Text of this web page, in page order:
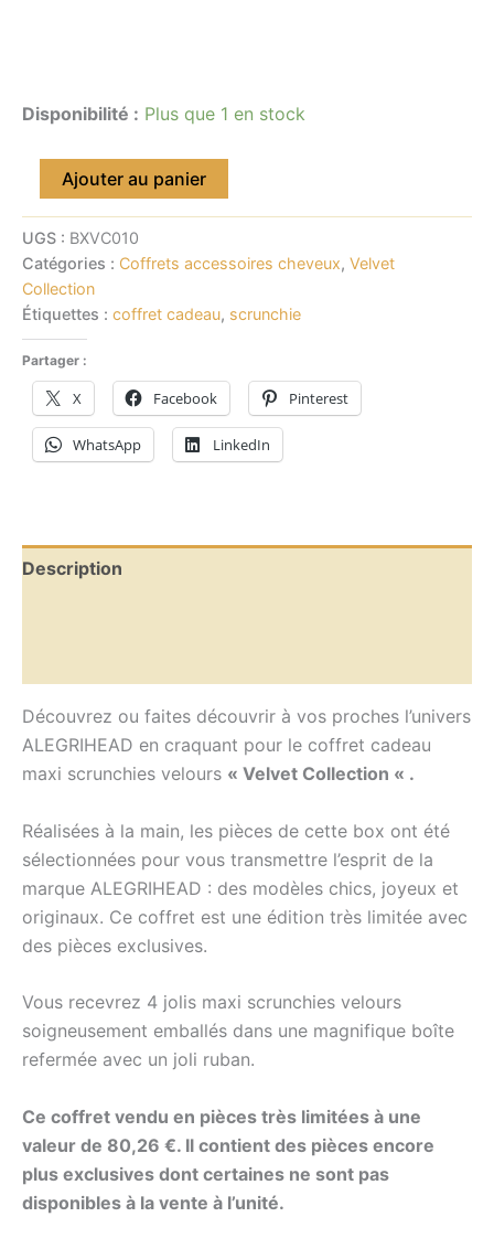
Disponibilité : Plus que 1 en stock
Ajouter au panier
UGS : BXVC010
Catégories : Coffrets accessoires cheveux, Velvet
Collection
Étiquettes : coffret cadeau, scrunchie
Partager :
X Facebook Pinterest
WhatsApp LinkedIn
Description
Découvrez ou faites découvrir à vos proches l’univers
ALEGRIHEAD en craquant pour le coffret cadeau
maxi scrunchies velours « Velvet Collection « .
Réalisées à la main, les pièces de cette box ont été
sélectionnées pour vous transmettre l’esprit de la
marque ALEGRIHEAD : des modèles chics, joyeux et
originaux. Ce coffret est une édition très limitée avec
des pièces exclusives.
Vous recevrez 4 jolis maxi scrunchies velours
soigneusement emballés dans une magnifique boîte
refermée avec un joli ruban.
Ce coffret vendu en pièces très limitées à une
valeur de 80,26 €. Il contient des pièces encore
plus exclusives dont certaines ne sont pas
disponibles à la vente à l’unité.